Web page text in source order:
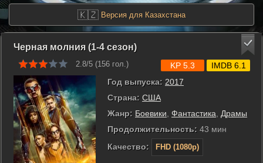
🇰🇿 Версия для Казахстана
Черная молния (1-4 сезон)
2.8/5 (156 гол.)
Год выпуска: 2017
Страна: США
Жанр: Боевики Фантастика
Драмы
Продолжительность: 43 мин
Качество:
FHD (1080p)
KP 5.3 IMDB 6.1